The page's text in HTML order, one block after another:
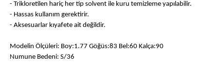
- Trikloretilen hariç her tip solvent ile kuru temizleme yapılabilir.
- Hassas kullanım gerektirir.
- Aksesuarlar kıyafete ait değildir.
Modelin Ölçüleri: Boy:1.77 Göğüs:83 Bel:60 Kalça:90
Numune Bedeni: S/36